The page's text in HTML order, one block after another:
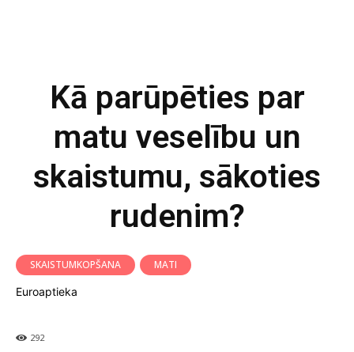
Kā parūpēties par
matu veselību un
skaistumu, sākoties
rudenim?
SKAISTUMKOPŠANA
MATI
Euroaptieka
292